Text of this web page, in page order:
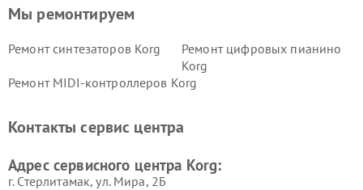
Мы ремонтируем
Ремонт синтезаторов Korg
Ремонт цифровых пианино
Korg
Ремонт MIDI-контроллеров Korg
Контакты сервис центра
Адрес сервисного центра Korg:
г. Стерлитамак, ул. Мира, 2Б